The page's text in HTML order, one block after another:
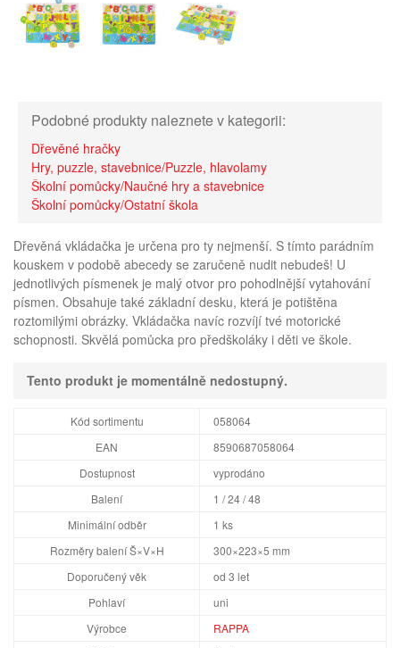
Podobné produkty naleznete v kategorii:
Dřevěné hračky
Hry, puzzle, stavebnice/Puzzle, hlavolamy
Školní pomůcky/Naučné hry a stavebnice
Školní pomůcky/Ostatní škola
Dřevěná vkládačka je určena pro ty nejmenší. S tímto parádním
kouskem v podobě abecedy se zaručeně nudit nebudeš! U
jednotlivých písmenek je malý otvor pro pohodlnější vytahování
písmen. Obsahuje také základní desku, která je potištěna
roztomilými obrázky. Vkládačka navíc rozvíjí tvé motorické
schopnosti. Skvělá pomůcka pro předškoláky i děti ve škole.
Tento produkt je momentálně nedostupný.
Kód sortimentu
058064
EAN
8590687058064
Dostupnost
vyprodáno
Balení
1 / 24 / 48
Minimální odběr
1 ks
Rozměry balení Š×V×H
300×223×5 mm
Doporučený věk
od 3 let
Pohlaví
uni
Výrobce
RAPPA